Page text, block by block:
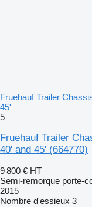
Fruehauf Trailer
45'
5
Fruehauf Trailer
40' and 45' (664770)
9 800 € HT
Semi-remorque porte-
2015
Nombre d'essieux 3